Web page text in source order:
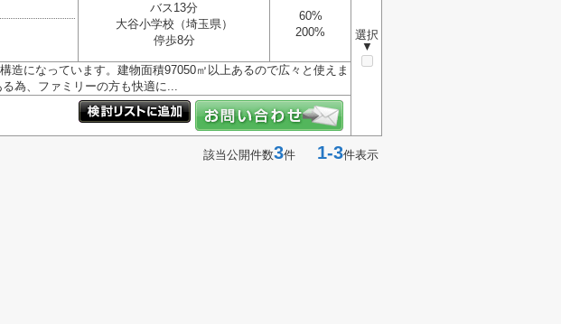
選択
▼
バス13分
大谷小学校（埼玉県）
停歩8分
60%
200%
造になっています。建物面積97050㎡以上あるので広々と使えま
為、ファミリーの方も快適に...
該当公開件数3件 1-3件表示